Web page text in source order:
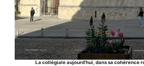
La collégiale aujourd’hui, dans sa cohérence